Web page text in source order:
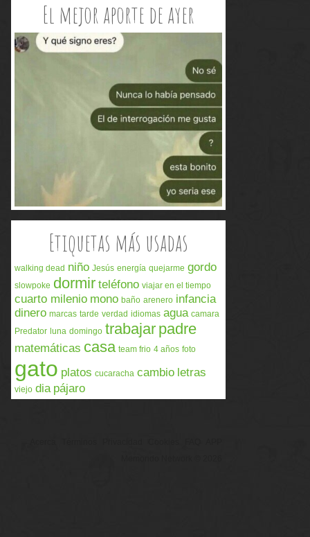
El mejor aporte de ayer
Etiquetas más usadas
walking dead niño Jesús energía quejarme gordo
slowpoke dormir teléfono viajar en el tiempo
cuarto milenio mono baño arenero infancia
dinero marcas tarde verdad idiomas agua camara
Predator luna domingo trabajar padre
matemáticas casa team frio 4 años foto
gato platos cucaracha cambio letras
viejo dia pájaro